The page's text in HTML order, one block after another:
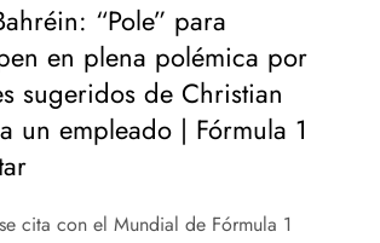
“Pole” para
en plena polémica por
sugeridos de Christian
un empleado | Fórmula 1
cita con el Mundial de Fórmula 1